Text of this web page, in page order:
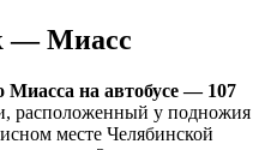
— Миасс
Миасса на автобусе — 107
расположенный у подножия
месте Челябинской